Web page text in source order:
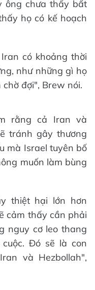
ông chưa thấy bất
họ có kế hoạch
có khoảng thời
như những gì họ
đợi", Brew nói.
rằng cả Iran và
tránh gây thương
mà Israel tuyên bố
muốn làm bùng
thiệt hại lớn hơn
cảm thấy cần phải
nguy cơ leo thang
Đó sẽ là con
và Hezbollah",